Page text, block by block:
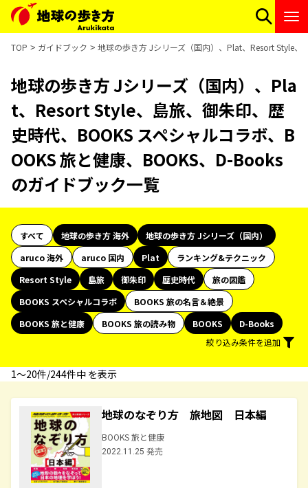
TOP ガイドブック 地球の歩き方 Jシリーズ（国内）、Plat、Resort Style、
地球の歩き方 Jシリーズ（国内）、Pla
t、Resort Style、島旅、御朱印、歴
史時代、BOOKS スペシャルコラボ、B
OOKS 旅と健康、BOOKS、D-Books
のガイドブック一覧
すべて 地球の歩き方 海外
地球の歩き方 Jシリーズ（国内）
aruco 海外
aruco 国内 Plat
ランキング&テクニック
Resort Style
島旅 御朱印 歴史時代
旅の図鑑
BOOKS スペシャルコラボ
BOOKS 旅の名言＆絶景
BOOKS 旅と健康
BOOKS 旅の読み物 BOOKS
D-Books
絞り込み条件を追加
1〜20件/244件中 を表示
地球のなぞり方 旅地図 日本編
BOOKS 旅と健康
2022.11.25 発売